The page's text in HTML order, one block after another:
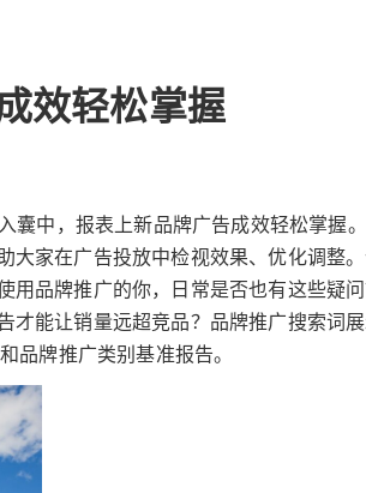
效轻松掌握
中，报表上新品牌广告成效轻松掌握。
大家在广告投放中检视效果、优化调整
用品牌推广的你，日常是否也有这些疑
才能让销量远超竞品？品牌推广搜索词
品牌推广类别基准报告。